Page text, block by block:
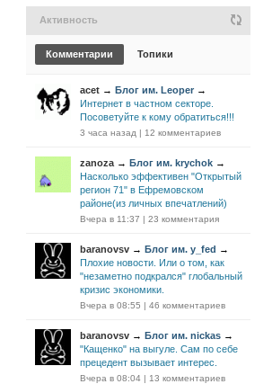
Активность
Комментарии Топики
acet → Блог им. Leoper →
Интернет в частном секторе.
Посоветуйте к кому обратиться!!!
3 часа назад | 12 комментариев
zanoza → Блог им. krychok →
Насколько эффективен "Открытый
регион 71" в Ефремовском
районе(из личных впечатлений)
Вчера в 11:37 | 23 комментария
baranovsv → Блог им. y_fed →
Плохие новости. Или о том, как
"незаметно подкрался" глобальный
кризис экономики.
Вчера в 08:55 | 46 комментариев
baranovsv → Блог им. nickas →
"Кащенко" на выгуле. Сам по себе
прецедент вызывает интерес.
Вчера в 08:04 | 13 комментариев